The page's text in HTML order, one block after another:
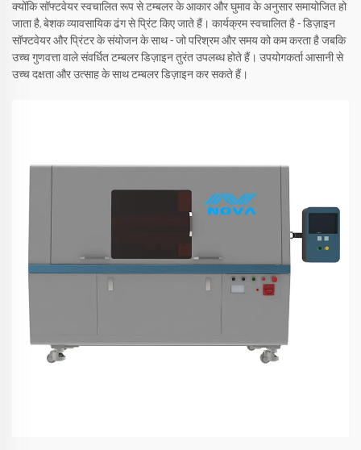
क्योंकि सॉफ्टवेयर स्वचालित रूप से टम्बलर के आकार और घुमाव के अनुसार समायोजित हो
जाता है, बेशक व्यावसायिक ढंग से प्रिंट किए जाते हैं। कार्यक्रम स्वचालित है - डिज़ाइन
सॉफ्टवेयर और प्रिंटर के संयोजन के साथ - जो परिश्रम और समय को कम करता है जबकि
उच्च गुणवत्ता वाले संवर्धित टम्बलर डिज़ाइन तुरंत उपलब्ध होते हैं। उपयोगकर्ता आसानी से
उच्च दक्षता और उत्साह के साथ टम्बलर डिज़ाइन कर सकते हैं।